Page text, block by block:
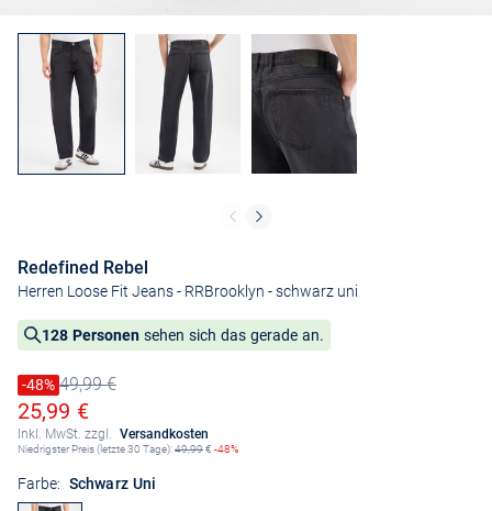
Redefined Rebel
Herren Loose Fit Jeans - RRBrooklyn - schwarz uni
128 Personen sehen sich das gerade an.
Preis reduziert um
-48%
Alter Preis49,99 €
Ermäßigter Preis
25,99 €
Inkl. MwSt. zzgl. Versandkosten
Niedrigster Preis (letzte 30 Tage):49,99€ -48%
Farbe: Schwarz Uni